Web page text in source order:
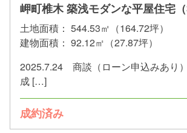
岬町椎木 築浅モダンな平屋住宅（
土地面積： 544.53㎡（164.72坪）
建物面積： 92.12㎡（27.87坪）
2025.7.24 商談（ローン申込みあり
成 […]
成約済み